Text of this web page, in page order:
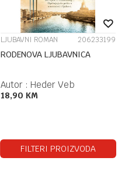
LJUBAVNI ROMAN 206233199
RODENOVA LJUBAVNICA
Autor : Heder Veb
18,90 KM
FILTERI PROIZVODA